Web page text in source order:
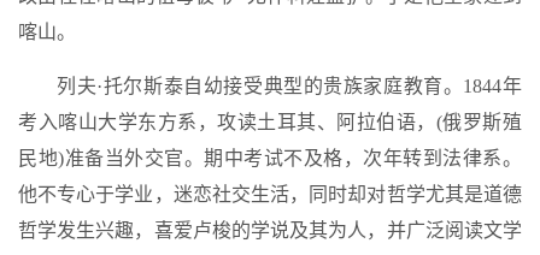
喀山。
列夫·托尔斯泰自幼接受典型的贵族家庭教育。1844年
考入喀山大学东方系，攻读土耳其、阿拉伯语，(俄罗斯殖
民地)准备当外交官。期中考试不及格，次年转到法律系。
他不专心于学业，迷恋社交生活，同时却对哲学尤其是道德
哲学发生兴趣，喜爱卢梭的学说及其为人，并广泛阅读文学